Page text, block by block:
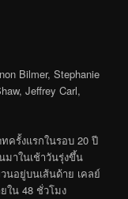
Bilmer, Stephanie
Jeffrey Carl,
ครั้งแรกในรอบ 20 ปี
มาในเช้าวันรุ่งขึ้น
นอยู่บนเส้นด้าย เคลย์
ใน 48 ชั่วโมง